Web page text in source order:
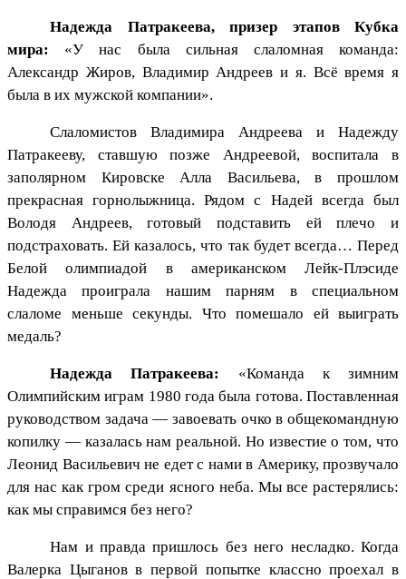
Надежда Патракеева, призер этапов Кубка
мира: «У нас была сильная слаломная команда:
Александр Жиров, Владимир Андреев и я. Всё время я
была в их мужской компании».
Слаломистов Владимира Андреева и Надежду
Патракееву, ставшую позже Андреевой, воспитала в
заполярном Кировске Алла Васильева, в прошлом
прекрасная горнолыжница. Рядом с Надей всегда был
Володя Андреев, готовый подставить ей плечо и
подстраховать. Ей казалось, что так будет всегда… Перед
Белой олимпиадой в американском Лейк-Плэсиде
Надежда проиграла нашим парням в специальном
слаломе меньше секунды. Что помешало ей выиграть
медаль?
Надежда Патракеева: «Команда к зимним
Олимпийским играм 1980 года была готова. Поставленная
руководством задача — завоевать очко в общекомандную
копилку — казалась нам реальной. Но известие о том, что
Леонид Васильевич не едет с нами в Америку, прозвучало
для нас как гром среди ясного неба. Мы все растерялись:
как мы справимся без него?
Нам и правда пришлось без него несладко. Когда
Валерка Цыганов в первой попытке классно проехал в